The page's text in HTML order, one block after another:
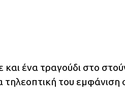
ένα τραγούδι στο
τηλεοπτική του εμφάνιση